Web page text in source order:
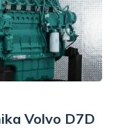
jeśli
Płatność, cło
Volvo D7D